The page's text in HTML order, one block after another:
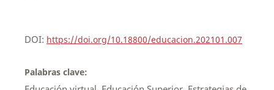
DOI: https://doi.org/10.18800/educacion.202101.007
Palabras clave: